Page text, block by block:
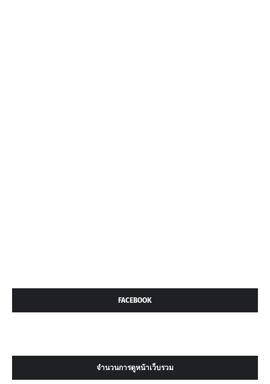
FACEBOOK
จำนวนการดูหน้าเว็บรวม